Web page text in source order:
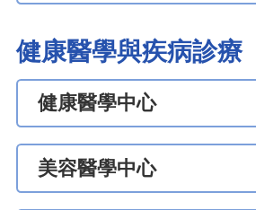
健康醫學與疾病診療
健康醫學中心
美容醫學中心